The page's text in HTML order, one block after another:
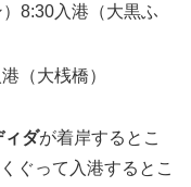
8:30入港（大黒ふ
（大桟橋）
ィダが着岸するとこ
ぐって入港するとこ